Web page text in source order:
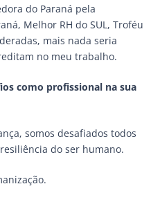
do Paraná pela
Melhor RH do SUL, Troféu
mais nada seria
no meu trabalho.
como profissional na sua
somos desafiados todos
do ser humano.